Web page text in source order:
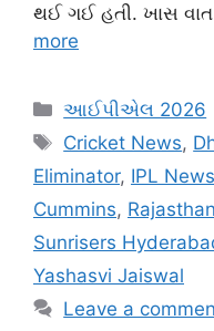
થઈ ગઈ હતી. ખાસ
more
Categories
આઈપીએલ 2026
Tags
Cricket News,
Eliminator, IPL
Cummins,
Sunrisers
Yashasvi Jaiswal
Leave a